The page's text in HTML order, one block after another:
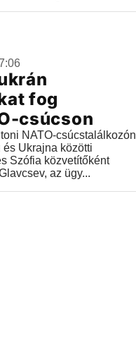
fog
csúcson
NATO-csúcstalálkozón
Ukrajna közötti
Szófia közvetítőként
az ügy...